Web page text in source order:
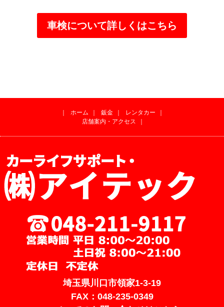
車検について詳しくはこちら
｜ ホーム ｜ 鈑金 ｜ レンタカー
｜
店舗案内・アクセス
｜
埼玉県川口市領家1-3-19
FAX：048-235-0349